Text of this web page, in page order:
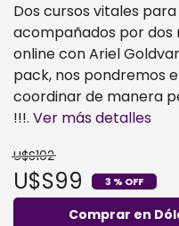
Dos cursos vitales
acompañados por dos
online con Ariel
pack, nos pondremos
coordinar de manera
!!!. Ver más detalles
U$S102
U$S99 3 % OFF
Comprar en